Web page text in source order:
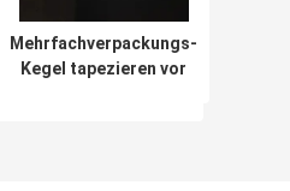
Mehrfachverpackungs-
Kegel tapezieren vor